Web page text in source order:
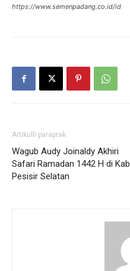
https://www.semenpadang.co.id/id
Artikulli paraprak
Wagub Audy Joinaldy Akhiri
Safari Ramadan 1442 H di Kab
Pesisir Selatan